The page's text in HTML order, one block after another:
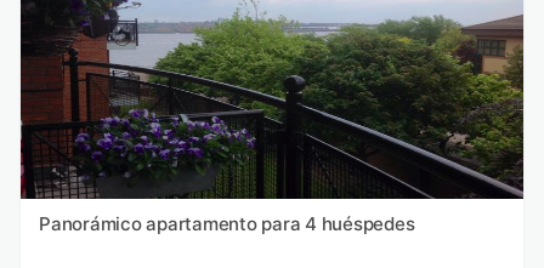
Panorámico apartamento para 4 huéspedes